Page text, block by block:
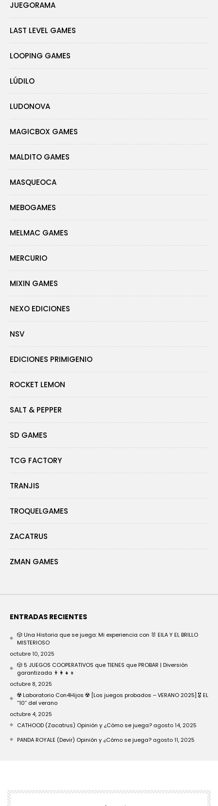
JUEGORAMA
LAST LEVEL GAMES
LOOPING GAMES
LÚDILO
LUDONOVA
MAGICBOX GAMES
MALDITO GAMES
MASQUEOCA
MEBOGAMES
MELMAC GAMES
MERCURIO
MIXIN GAMES
NEXO EDICIONES
NSV
EDICIONES PRIMIGENIO
ROCKET LEMON
SALT & PEPPER
SD GAMES
TCG FACTORY
TRANJIS
TROQUELGAMES
ZACATRUS
ZMAN GAMES
ENTRADAS RECIENTES
🎲 Una Historia que se juega: Mi experiencia con 🐰 EILA Y EL BRILLO
MISTERIOSO
octubre 10, 2025
🎲 5 JUEGOS COOPERATIVOS que TIENES que PROBAR | Diversión
garantizada 👨‍👩‍👧‍👦
octubre 8, 2025
☢️ Laboratorio Con4Hijos ☢️ [Los juegos probados – VERANO 2025] 🎖️ EL
“10” del verano
octubre 4, 2025
CATHOOD (Zacatrus) Opinión y ¿Cómo se juega? agosto 14, 2025
PANDA ROYALE (Devir) Opinión y ¿Cómo se juega? agosto 11, 2025